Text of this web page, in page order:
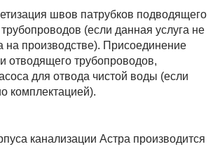
швов патрубков подводящего
(если данная услуга не
на производстве). Присоединение
отводящего трубопроводов,
для отвода чистой воды (если
комплектацией).
канализации Астра производится